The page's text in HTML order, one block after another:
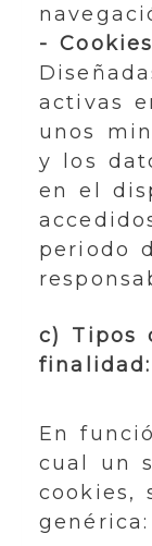
-
activas
unos
y los
en el
periodo
c) Tipos
finalidad:
En
cual un
cookies,
genérica: